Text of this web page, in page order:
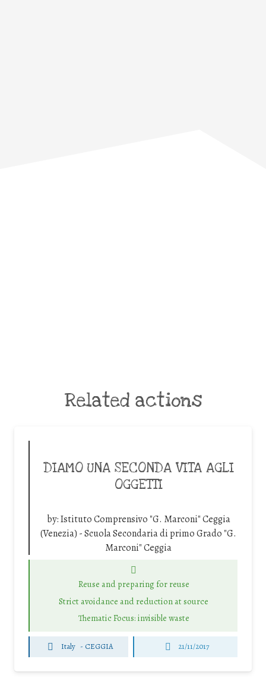
Related actions
DIAMO UNA SECONDA VITA AGLI
OGGETTI
by:Istituto Comprensivo "G. Marconi" Ceggia
(Venezia) - Scuola Secondaria di primo Grado "G.
Marconi" Ceggia
Reuse and preparing for reuse
Strict avoidance and reduction at source
Thematic Focus: invisible waste
Italy - CEGGIA 21/11/2017